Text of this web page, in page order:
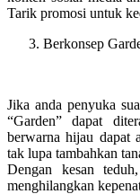
Tarik promosi untuk
Berkonsep
Jika anda penyuka
“Garden” dapat
berwarna hijau dapat
tak lupa tambahkan
Dengan kesan
menghilangkan